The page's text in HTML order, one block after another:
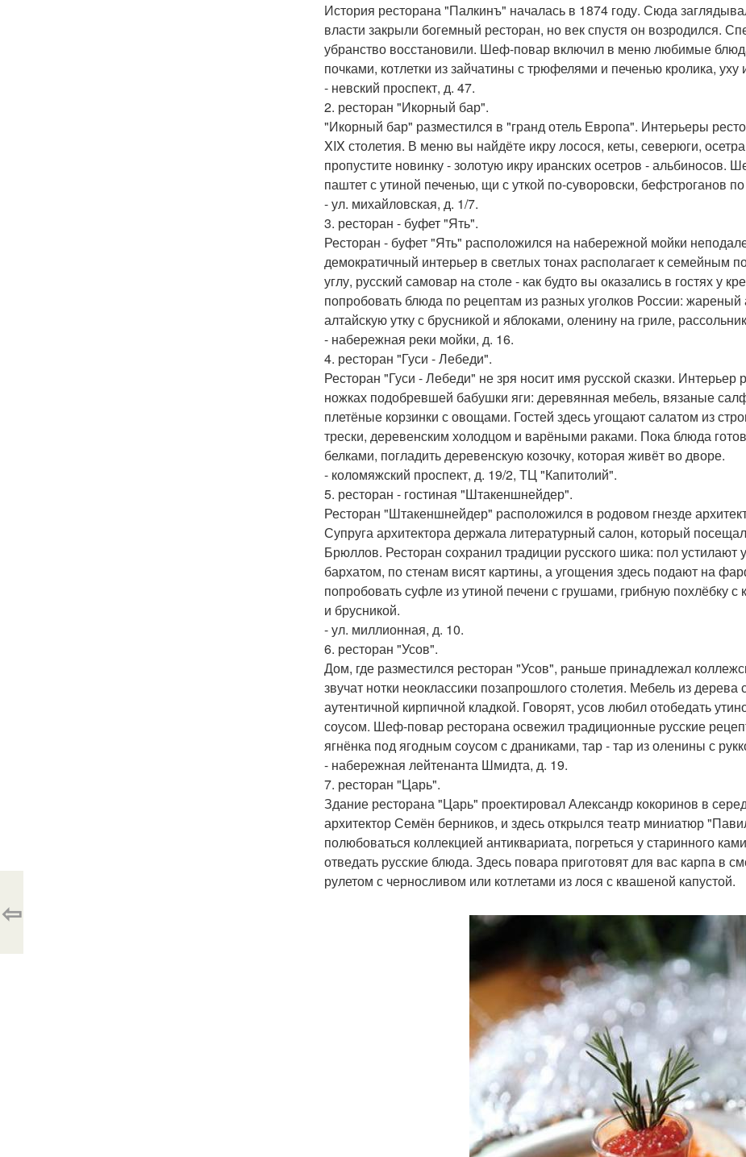
История ресторана "Палкинъ" началась в 1874 году. Сюда
власти закрыли богемный ресторан, но век спустя он возродился.
убранство восстановили. Шеф-повар включил в меню любимые
почками, котлетки из зайчатины с трюфелями и печенью кролика,
- невский проспект, д. 47.
2. ресторан "Икорный бар".
"Икорный бар" разместился в "гранд отель Европа". Интерьеры
XIX столетия. В меню вы найдёте икру лосося, кеты, северюги,
пропустите новинку - золотую икру иранских осетров - альбиносов.
паштет с утиной печенью, щи с уткой по-суворовски, бефстроганов
- ул. михайловская, д. 1/7.
3. ресторан - буфет "Ять".
Ресторан - буфет "Ять" расположился на набережной мойки
демократичный интерьер в светлых тонах располагает к семейным
углу, русский самовар на столе - как будто вы оказались в гостях у
попробовать блюда по рецептам из разных уголков России:
алтайскую утку с брусникой и яблоками, оленину на гриле,
- набережная реки мойки, д. 16.
4. ресторан "Гуси - Лебеди".
Ресторан "Гуси - Лебеди" не зря носит имя русской сказки.
ножках подобревшей бабушки яги: деревянная мебель, вязаные
плетёные корзинки с овощами. Гостей здесь угощают салатом из
трески, деревенским холодцом и варёными раками. Пока блюда
белками, погладить деревенскую козочку, которая живёт во дворе.
- коломяжский проспект, д. 19/2, ТЦ "Капитолий".
5. ресторан - гостиная "Штакеншнейдер".
Ресторан "Штакеншнейдер" расположился в родовом гнезде
Супруга архитектора держала литературный салон, который
Брюллов. Ресторан сохранил традиции русского шика: пол
бархатом, по стенам висят картины, а угощения здесь подают на
попробовать суфле из утиной печени с грушами, грибную похлёбку
и брусникой.
- ул. миллионная, д. 10.
6. ресторан "Усов".
Дом, где разместился ресторан "Усов", раньше принадлежал
звучат нотки неоклассики позапрошлого столетия. Мебель из дерева
аутентичной кирпичной кладкой. Говорят, усов любил отобедать
соусом. Шеф-повар ресторана освежил традиционные русские
ягнёнка под ягодным соусом с драниками, тар - тар из оленины с
- набережная лейтенанта Шмидта, д. 19.
7. ресторан "Царь".
Здание ресторана "Царь" проектировал Александр кокоринов в
архитектор Семён берников, и здесь открылся театр миниатюр
полюбоваться коллекцией антиквариата, погреться у старинного
отведать русские блюда. Здесь повара приготовят для вас карпа в
рулетом с черносливом или котлетами из лося с квашеной капустой.
⇦